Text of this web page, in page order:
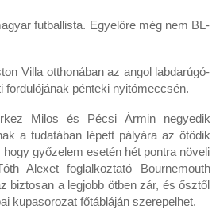
futballista. Egyelőre még nem BL-
Villa otthonában az angol labdarúgó-
fordulójának pénteki nyitómeccsén.
Milos és Pécsi Ármin negyedik
a tudatában lépett pályára az ötödik
győzelem esetén hét pontra növeli
Alexet foglalkoztató Bournemouth
biztosan a legjobb ötben zár, és ősztől
kupasorozat főtábláján szerepelhet.